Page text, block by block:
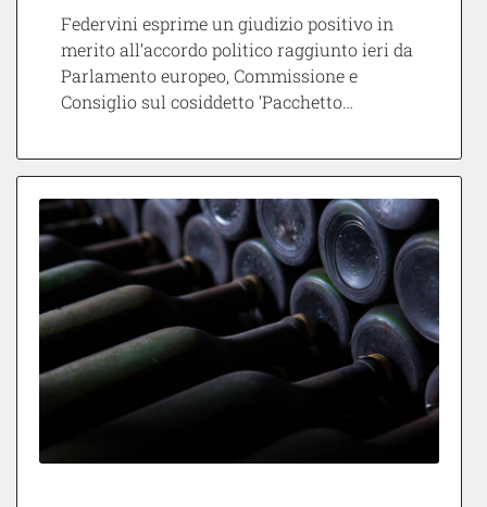
Federvini esprime un giudizio positivo in
merito all’accordo politico raggiunto ieri da
Parlamento europeo, Commissione e
Consiglio sul cosiddetto ‘Pacchetto…